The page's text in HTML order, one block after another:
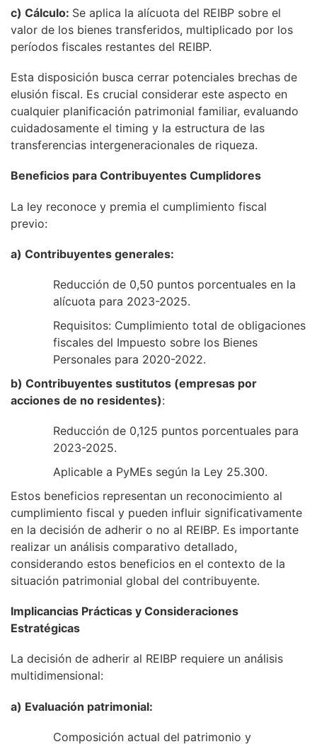
c) Cálculo: Se aplica la alícuota del REIBP sobre el
valor de los bienes transferidos, multiplicado por los
períodos fiscales restantes del REIBP.
Esta disposición busca cerrar potenciales brechas de
elusión fiscal. Es crucial considerar este aspecto en
cualquier planificación patrimonial familiar, evaluando
cuidadosamente el timing y la estructura de las
transferencias intergeneracionales de riqueza.
Beneficios para Contribuyentes Cumplidores
La ley reconoce y premia el cumplimiento fiscal
previo:
a) Contribuyentes generales:
Reducción de 0,50 puntos porcentuales en la
alícuota para 2023-2025.
Requisitos: Cumplimiento total de obligaciones
fiscales del Impuesto sobre los Bienes
Personales para 2020-2022.
b) Contribuyentes sustitutos (empresas por
acciones de no residentes):
Reducción de 0,125 puntos porcentuales para
2023-2025.
Aplicable a PyMEs según la Ley 25.300.
Estos beneficios representan un reconocimiento al
cumplimiento fiscal y pueden influir significativamente
en la decisión de adherir o no al REIBP. Es importante
realizar un análisis comparativo detallado,
considerando estos beneficios en el contexto de la
situación patrimonial global del contribuyente.
Implicancias Prácticas y Consideraciones
Estratégicas
La decisión de adherir al REIBP requiere un análisis
multidimensional:
a) Evaluación patrimonial:
Composición actual del patrimonio y